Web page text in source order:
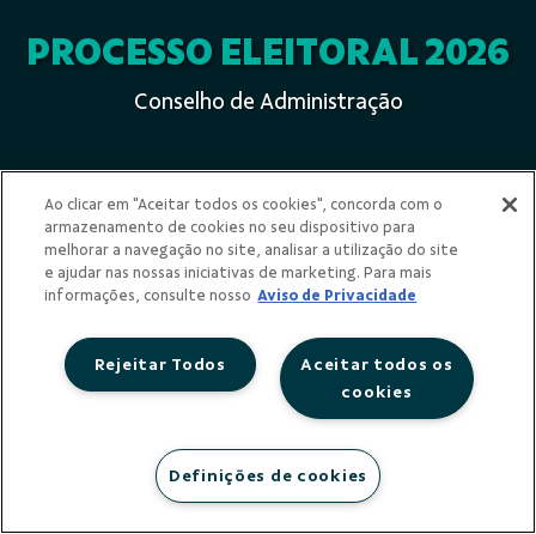
PROCESSO ELEITORAL 2026
Conselho de Administração
Critérios de Elegibilidade
Manual de Governança -
Ao clicar em "Aceitar todos os cookies", concorda com o
armazenamento de cookies no seu dispositivo para
melhorar a navegação no site, analisar a utilização do site
e ajudar nas nossas iniciativas de marketing. Para mais
informações, consulte nosso Aviso de Privacidade
Aceitar todos os
cookies
Rejeitar Todos
Definições de cookies